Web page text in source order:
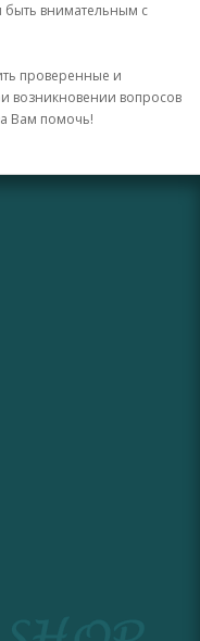
быть внимательным с
проверенные и
возникновении вопросов
Вам помочь!